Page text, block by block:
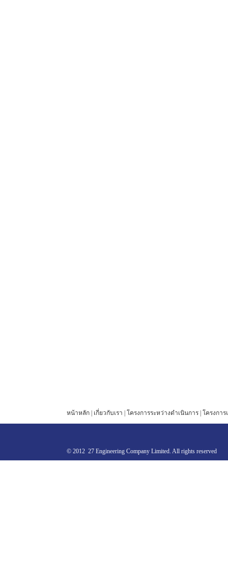
หน้าหลัก เกี่ยวกับเรา โครงการระหว่างดำเนินการ โครงการ
© 2012 27 Engineering Company Limited. All rights reserved